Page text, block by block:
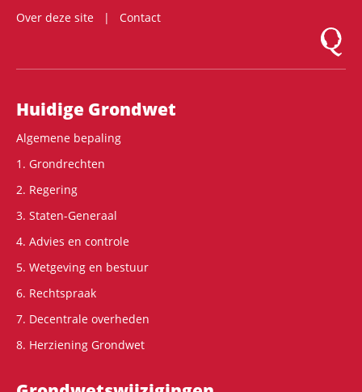
Over deze site
Contact
Logo
Hoofdnavigatie
Huidige Grondwet
Algemene bepaling
1. Grondrechten
2. Regering
3. Staten-Generaal
4. Advies en controle
5. Wetgeving en bestuur
6. Rechtspraak
7. Decentrale overheden
8. Herziening Grondwet